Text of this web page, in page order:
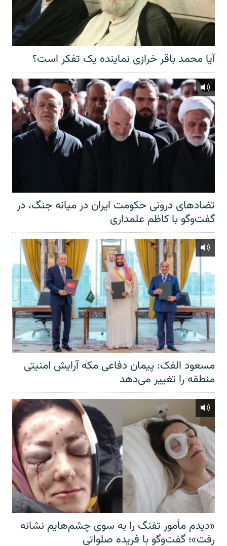
آیا محمد باقر خرازی نماینده یک تفکر است؟
تضادهای درونی حکومت ایران در میانه جنگ، در
گفت‌‌وگو با کاظم علمداری
مسعود الفک: پیمان دفاعی مکه آرایش امنیتی
منطقه را تغییر می‌دهد
«دیدم مأمور تفنگ را به سوی چشم‌هایم نشانه
رفت»؛ گفت‌و‌گو با فریده صلواتی